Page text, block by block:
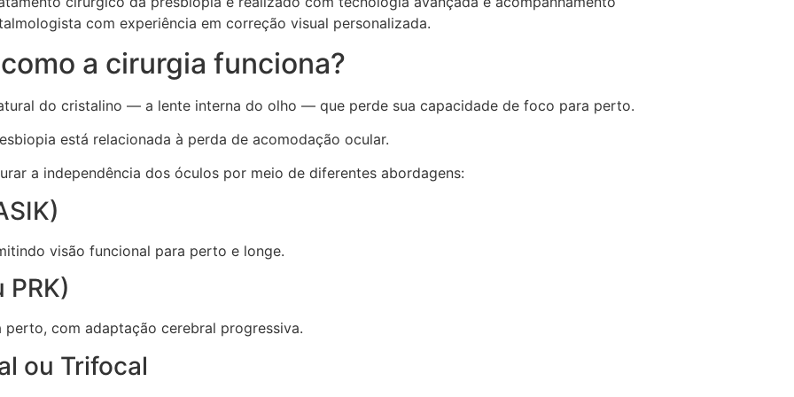
com experiência em correção visual personalizada.
a cirurgia funciona?
do cristalino — a lente interna do olho — que perde sua capacidade de foco para perto.
está relacionada à perda de acomodação ocular.
a independência dos óculos por meio de diferentes abordagens:
visão funcional para perto e longe.
com adaptação cerebral progressiva.
ou Trifocal